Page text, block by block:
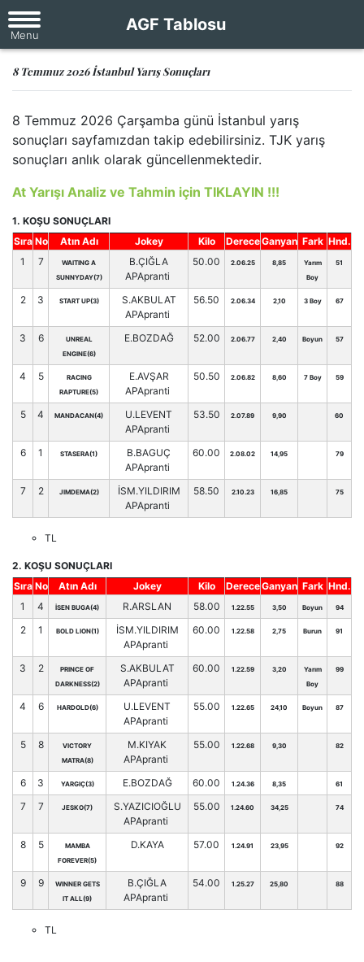
AGF Tablosu
8 Temmuz 2026 İstanbul Yarış Sonuçları
8 Temmuz 2026 Çarşamba günü İstanbul yarış
sonuçları sayfamızdan takip edebilirsiniz. TJK yarış
sonuçları anlık olarak güncellenmektedir.
At Yarışı Analiz ve Tahmin için TIKLAYIN !!!
1. KOŞU SONUÇLARI
Sıra No Atın Adı Jokey Kilo DereceGanyan Fark Hnd.
1
7
WAITING A
SUNNYDAY(7)
B.ÇIĞLA
APApranti
50.00 2.06.25 8,85
Yarım
Boy
51
2 3 START UP(3)
S.AKBULAT
APApranti
56.50 2.06.34 2,10 3 Boy 67
3 6
UNREAL
ENGINE(6)
E.BOZDAĞ 52.00 2.06.77 2,40 Boyun 57
4 5
RACING
RAPTURE(5)
E.AVŞAR
APApranti
50.50 2.06.82 8,60 7 Boy 59
5 4 MANDACAN(4)
U.LEVENT
APApranti
53.50 2.07.89 9,90 60
6 1 STASERA(1)
B.BAGUÇ
APApranti
60.00 2.08.02 14,95 79
7 2 JIMDEMA(2)
İSM.YILDIRIM
APApranti
58.50 2.10.23 16,85 75
TL
2. KOŞU SONUÇLARI
Sıra No Atın Adı Jokey Kilo DereceGanyan Fark Hnd.
1
4 İSEN BUGA(4) R.ARSLAN 58.00 1.22.55 3,50 Boyun 94
2 1 BOLD LION(1)
İSM.YILDIRIM
APApranti
60.00 1.22.58 2,75 Burun 91
3 2
PRINCE OF
DARKNESS(2)
S.AKBULAT
APApranti
60.00 1.22.59 3,20
Yarım
Boy
99
4 6 HARDOLD(6)
U.LEVENT
APApranti
55.00 1.22.65 24,10 Boyun 87
5 8
VICTORY
MATRA(8)
M.KIYAK
APApranti
55.00 1.22.68 9,30 82
6 3 YARGIÇ(3) E.BOZDAĞ 60.00 1.24.36 8,35 61
7 7 JESKO(7)
S.YAZICIOĞLU
APApranti
55.00 1.24.60 34,25 74
8 5
MAMBA
FOREVER(5)
D.KAYA 57.00 1.24.91 23,95 92
9 9
WINNER GETS
IT ALL(9)
B.ÇIĞLA
APApranti
54.00 1.25.27 25,80 88
TL